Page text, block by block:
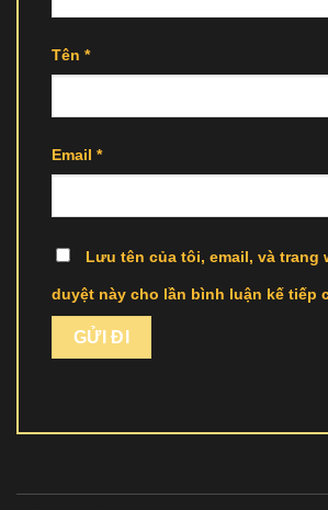
Tên *
Email *
Lưu tên của tôi, email, và trang
duyệt này cho lần bình luận kế tiếp